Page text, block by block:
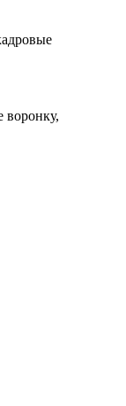
воронку,